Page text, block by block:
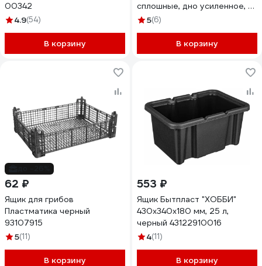
00342
4.9(54)
В корзину
сплошные, дно усиленное, 4
закрытые ручки, цвет серый
5(6)
В корзину
62 ₽
Ящик для грибов
Пластматика черный
93107915
5(11)
В корзину
553 ₽
Ящик Бытпласт "ХОББИ"
430x340x180 мм, 25 л,
черный 43122910016
4(11)
В корзину